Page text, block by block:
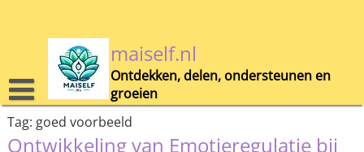
maiself.nl
Ontdekken, delen, ondersteunen en
groeien
Tag: goed voorbeeld
Ontwikkeling van Emotieregulatie bij